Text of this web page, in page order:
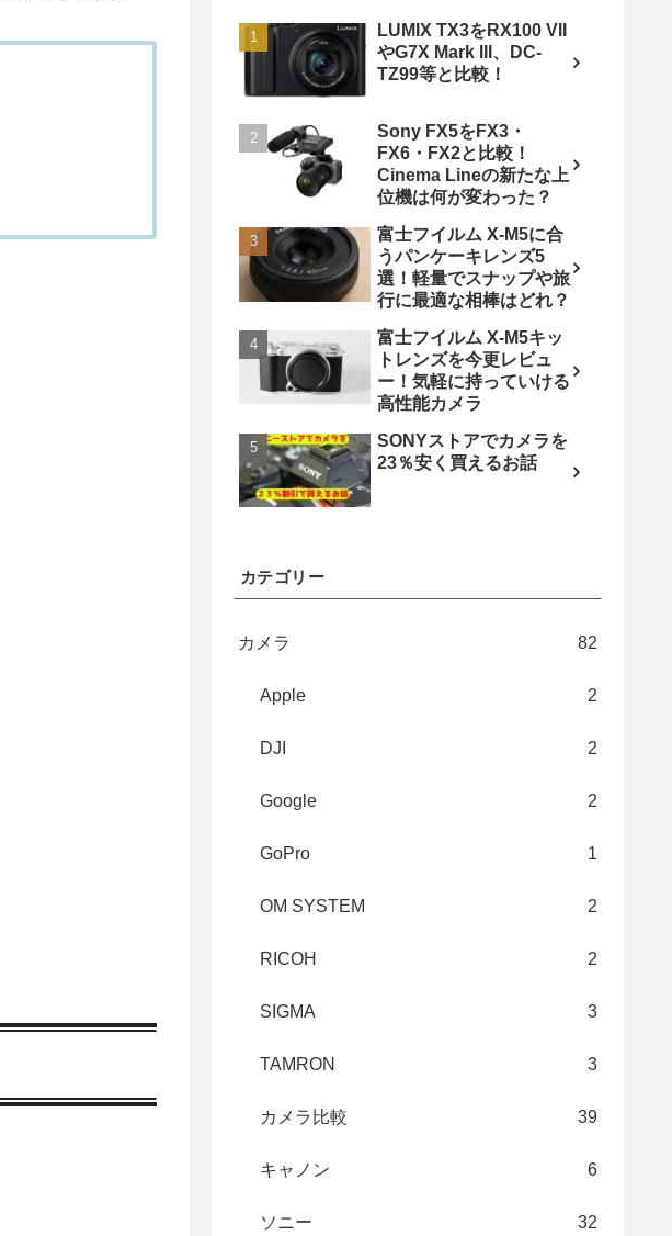
LUMIX TX3をRX100 VII
やG7X Mark III、DC-
TZ99等と比較！
Sony FX5をFX3・
FX6・FX2と比較！
Cinema Lineの新たな上
位機は何が変わった？
富士フイルム X-M5に合
うパンケーキレンズ5
選！軽量でスナップや旅
行に最適な相棒はどれ？
富士フイルム X-M5キッ
トレンズを今更レビュ
ー！気軽に持っていける
高性能カメラ
SONYストアでカメラを
23％安く買えるお話
カテゴリー
カメラ 82
Apple 2
DJI 2
Google 2
GoPro 1
OM SYSTEM 2
RICOH 2
SIGMA 3
TAMRON 3
カメラ比較 39
キャノン 6
ソニー 32